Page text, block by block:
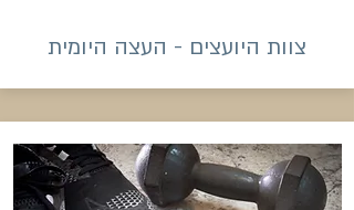
צוות היועצים - העצה היומית